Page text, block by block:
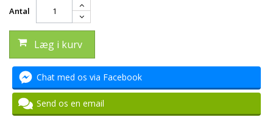
Antal
Læg i kurv
Chat med os via Facebook
Send os en email